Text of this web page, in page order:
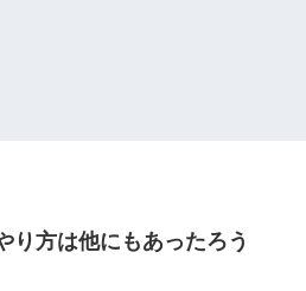
うか相続を放棄して下さい、昔の
』結果→
り方は他にもあったろう